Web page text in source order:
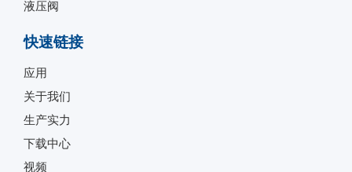
液压阀
快速链接
应用
关于我们
生产实力
下载中心
视频